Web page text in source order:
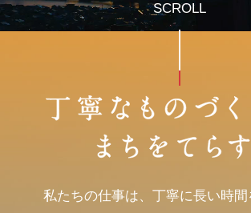
最新情報
お問い合わせ
SCROLL
私たちの仕事は、丁寧に長い時間